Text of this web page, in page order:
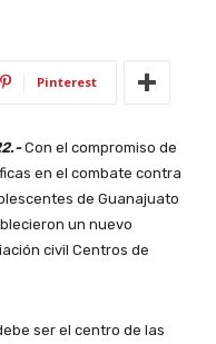
Pinterest
Con el compromiso de
en el combate contra
de Guanajuato
un nuevo
civil Centros de
ser el centro de las